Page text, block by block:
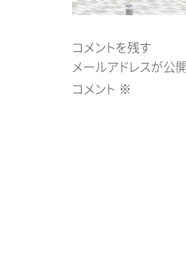
コメントを残す
メールアドレスが公
コメント ※